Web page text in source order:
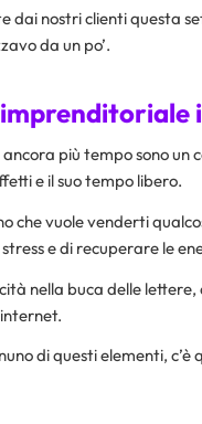
dai nostri clienti questa
da un po’.
più tempo sono un
e il suo tempo libero.
che vuole venderti
e di recuperare le
nella buca delle
di questi elementi,